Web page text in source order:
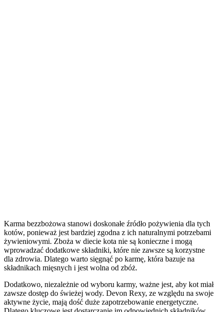
Karma bezzbożowa stanowi doskonałe źródło pożywienia dla tych
kotów, ponieważ jest bardziej zgodna z ich naturalnymi potrzebami
żywieniowymi. Zboża w diecie kota nie są konieczne i mogą
wprowadzać dodatkowe składniki, które nie zawsze są korzystne
dla zdrowia. Dlatego warto sięgnąć po karmę, która bazuje na
składnikach mięsnych i jest wolna od zbóż.
Dodatkowo, niezależnie od wyboru karmy, ważne jest, aby kot miał
zawsze dostęp do świeżej wody. Devon Rexy, ze względu na swoje
aktywne życie, mają dość duże zapotrzebowanie energetyczne.